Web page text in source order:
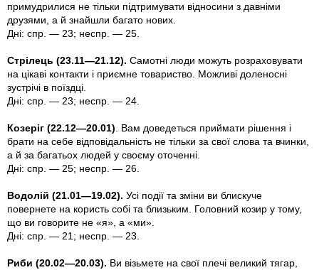
примудрилися не тільки підтримувати відносини з давнiми
друзями, а й знайшли багато нових.
Дні: спр. — 23; неспр. — 25.
Стрілець (23.11—21.12). Самотні люди можуть розраховувати
на цікаві контакти і приємне товариство. Можливi доленосні
зустрічі в поїздці.
Дні: спр. — 23; неспр. — 24.
Козеріг (22.12—20.01) . Вам доведеться приймати рішення і
брати на себе відповідальність не тільки за свої слова та вчинки,
а й за багатьох людей у своєму оточенні.
Дні: спр. — 25; неспр. — 26.
Водолій (21.01—19.02). Усі події та зміни ви блискуче
повернете на користь собі та близьким. Головний козир у тому,
що ви говорите не «я», а «ми».
Дні: спр. — 21; неспр. — 23.
Риби (20.02—20.03). Ви вiзьмете на свої плечі великий тягар,